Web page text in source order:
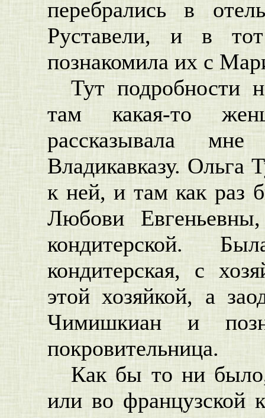
перебрались в
Руставели, и в
познакомила их с
Тут подробности
там какая-то
рассказывала
Владикавказу. Ольга
к ней, и там как раз
Любови
кондитерской.
кондитерская, с
этой хозяйкой, а
Чимишкиан и
покровительница.
Как бы то ни
или во французской